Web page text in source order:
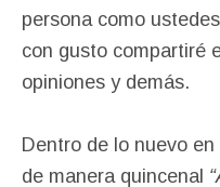
persona como
con gusto compartiré
opiniones y demás.
Dentro de lo nuevo
de manera quincenal